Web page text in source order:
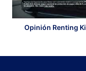
Opinión Renting